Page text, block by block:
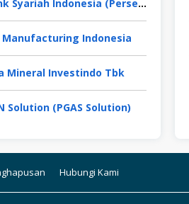
PT Bank Syariah Indonesia (Persero) Tbk
Manufacturing Indonesia
Mineral Investindo Tbk
Solution (PGAS Solution)
Hubungi Kami